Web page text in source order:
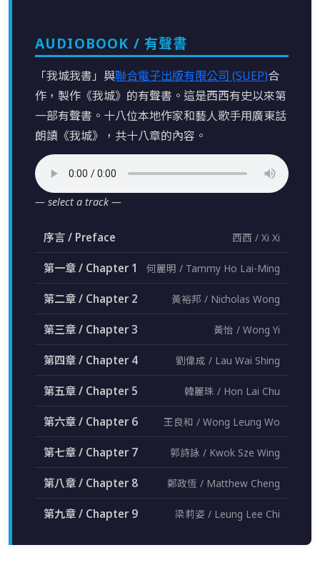
AUDIOBOOK / 有聲書
「我城我書」與聯合電子出版有限公司 (SUEP)合
作，製作《我城》的有聲書。這是西西有史以來第
一部有聲書。十八位本地作家和藝人歌手用廣東話
朗讀《我城》，共十八章的內容。
— select a track —
序言 / Preface 西西 / Xi Xi
第一章 / Chapter 1 何麗明 / Tammy Ho Lai-Ming
第二章 / Chapter 2 黃裕邦 / Nicholas Wong
第三章 / Chapter 3 黃怡 / Wong Yi
第四章 / Chapter 4 劉偉成 / Lau Wai Shing
第五章 / Chapter 5 韓麗珠 / Hon Lai Chu
第六章 / Chapter 6 王良和 / Wong Leung Wo
第七章 / Chapter 7 郭詩詠 / Kwok Sze Wing
第八章 / Chapter 8 鄭政恆 / Matthew Cheng
第九章 / Chapter 9 梁莉姿 / Leung Lee Chi
第十章 / Chapter 10 潘國靈 / Lawrence Pun